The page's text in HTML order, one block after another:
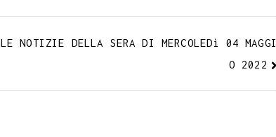
LE NOTIZIE DELLA SERA DI MERCOLEDì 04 MAGGI
O 2022